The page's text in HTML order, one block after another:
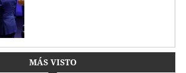
MÁS VISTO